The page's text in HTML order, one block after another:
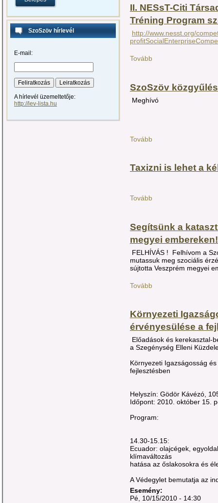
SzoSzöv hírlevél
E-mail:
A hírlevél üzemeltetője:
http://lev-lista.hu
II. NESsT-Citi
Tréning Program
http://www.nesst.org/
Tovább
SzoSzöv
Meghívó
Tovább
Taxizni is lehet a
Tovább
Segítsünk a
megyei embereken!
FELHÍVÁS ! Felhívom a
mutassuk meg szociális
sújtotta Veszprém megyei
Tovább
Környezeti
érvényesülése a
Előadások és kerekasztal-
a Szegénység Elleni
Környezeti Igazságosság
fejlesztésben
Helyszín: Gödör Kávézó,
Időpont: 2010. október 15.
Program:
14.30-15.15:
Ecuador: olajcégek,
klímaváltozás
hatása az őslakosokra és
A Védegylet bemutatja az
Esemény:
Pé, 10/15/2010 - 14:30